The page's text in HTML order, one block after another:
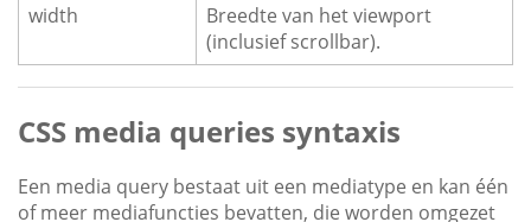
width
Breedte van het viewport
(inclusief scrollbar).
CSS media queries syntaxis
Een media query bestaat uit een mediatype en kan één
of meer mediafuncties bevatten, die worden omgezet